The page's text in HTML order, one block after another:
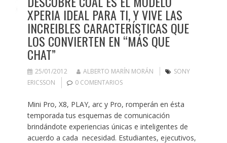
XPERIA IDEAL PARA TI, Y VIVE LAS
INCREIBLES CARACTERÍSTICAS QUE
LOS CONVIERTEN EN “MÁS QUE
CHAT”
25/01/2012 ALBERTO MARÍN MORÁN
SONY
ERICSSON
0 COMENTARIOS
Mini Pro, X8, PLAY, arc y Pro, romperán en ésta
temporada tus esquemas de comunicación
brindándote experiencias únicas e inteligentes de
acuerdo a cada necesidad. Estudiantes, ejecutivos,